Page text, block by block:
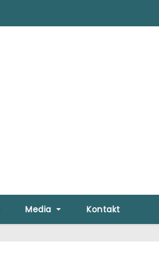
Media Kontakt